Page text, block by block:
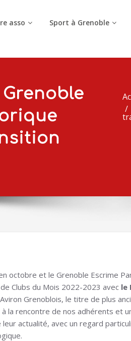
asso Sport à Grenoble
Grenoble
octobre et le Grenoble Escrime
Clubs du Mois 2022-2023 avec le
Grenoblois, le titre de plus
la rencontre de nos adhérents et
actualité, avec un regard